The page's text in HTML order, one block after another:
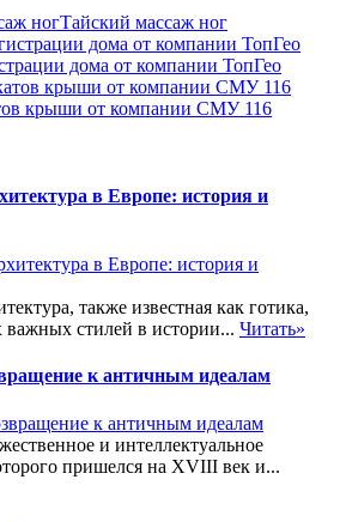
Тайский массаж ног
дома от компании ТопГео
крыши от компании СМУ 116
в Европе: история и
также известная как готика,
стилей в истории... Читать»
к античным идеалам
и интеллектуальное
пришелся на XVIII век и...